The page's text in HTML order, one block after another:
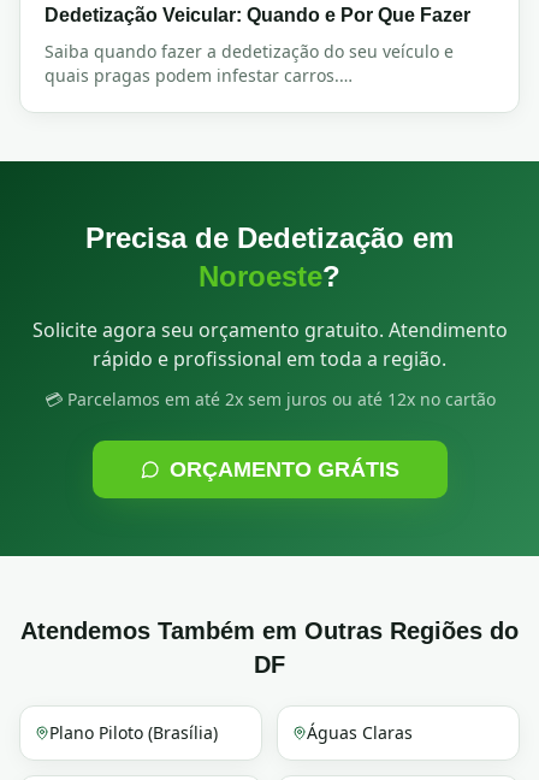
Dedetização Veicular: Quando e Por Que Fazer
Saiba quando fazer a dedetização do seu veículo e
quais pragas podem infestar carros.…
Precisa de Dedetização em
Noroeste?
Solicite agora seu orçamento gratuito. Atendimento
rápido e profissional em toda a região.
💳 Parcelamos em até 2x sem juros ou até 12x no cartão
ORÇAMENTO GRÁTIS
Atendemos Também em Outras Regiões do
DF
Plano Piloto (Brasília) Águas Claras